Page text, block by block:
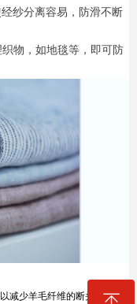
纱分离容易，防滑不断
物，如地毯等，即可防
减少羊毛纤维的断头率。在